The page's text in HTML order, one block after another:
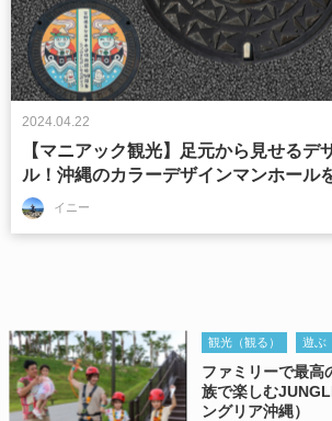
2024.04.22
【マニアック観光】足元から見せるデ
ル！沖縄のカラーデザインマンホール
イニー
観光（観る） 遊ぶ
ファミリーで最高
族で楽しむ
ングリア沖縄）